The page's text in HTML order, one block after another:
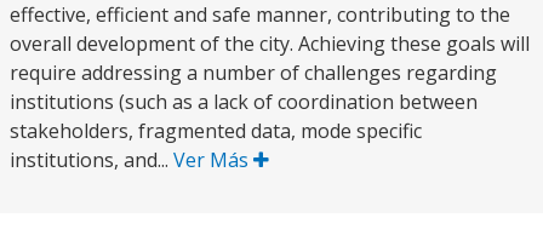
effective, efficient and safe manner, contributing to the
overall development of the city. Achieving these goals will
require addressing a number of challenges regarding
institutions (such as a lack of coordination between
stakeholders, fragmented data, mode specific
institutions, and... Ver Más